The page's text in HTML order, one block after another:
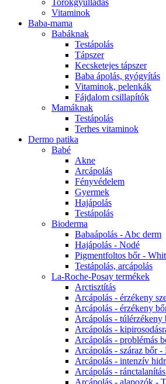
Torokgyulladás
Vitaminok
Baba-mama
Babáknak
Testápolás
Tápszer
Kecsketejes tápszer
Baba ápolás, gyógyítás
Vitaminok, pelenkák
Fájdalom csillapítók
Mamáknak
Testápolás
Terhes vitaminok
Dermo patika
Babé
Akne
Arcápolás
Fényvédelem
Gyermek
Hajápolás
Testápolás
Bioderma
Babaápolás - Abc derm
Hajápolás - Nodé
Pigmentfoltos bőr -
Testápolás, arcápolás
La-Roche-Posay termékek
Arctisztítás
Arcápolás - érzékeny
Arcápolás - érzékeny
Arcápolás - túlérzékeny
Arcápolás -
Arcápolás - problémás
Arcápolás - száraz bőr
Arcápolás - intenzív
Arcápolás -
Arcápolás - alapozók -